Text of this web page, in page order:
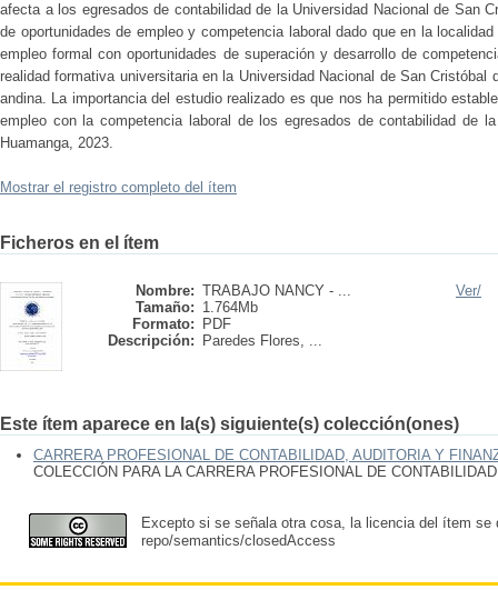
afecta a los egresados de contabilidad de la Universidad Nacional de San
de oportunidades de empleo y competencia laboral dado que en la
empleo formal con oportunidades de superación y desarrollo de
realidad formativa universitaria en la Universidad Nacional de San Cristóbal
andina. La importancia del estudio realizado es que nos ha permitido
empleo con la competencia laboral de los egresados de contabilidad de
Huamanga, 2023.
Mostrar el registro completo del ítem
Ficheros en el ítem
Nombre: TRABAJO NANCY - ...
Tamaño: 1.764Mb
Formato:
PDF
Descripción:
Paredes Flores, ...
Ver/
Este ítem aparece en la(s) siguiente(s) colección(ones)
CARRERA PROFESIONAL DE CONTABILIDAD, AUDITORIA Y
COLECCIÓN PARA LA CARRERA PROFESIONAL DE
Excepto si se señala otra cosa, la licencia del ítem se
repo/semantics/closedAccess